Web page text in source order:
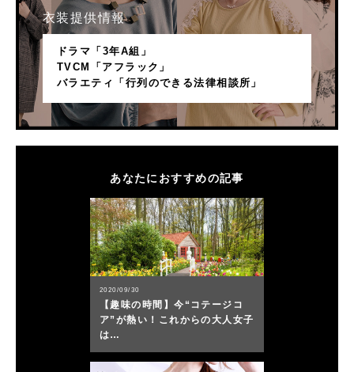
衣装提供情報
ドラマ「3年A組」
TVCM「アフラック」
バラエティ「行列のできる法律相談所」
あなたにおすすめの記事
2020/09/30
【趣味の時間】今“コテージコ
ア”が熱い！これからの大人女子
は…